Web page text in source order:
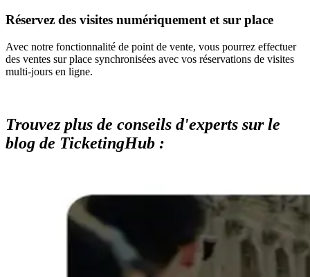
Réservez des visites numériquement et sur place
Avec notre fonctionnalité de point de vente, vous pourrez effectuer
des ventes sur place synchronisées avec vos réservations de visites
multi-jours en ligne.
Trouvez plus de conseils d'experts sur le
blog de TicketingHub :